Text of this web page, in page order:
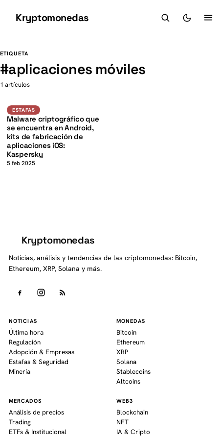
Kryptomonedas
ETIQUETA
#aplicaciones móviles
1 artículos
Estafas
K
ESTAFAS
Malware criptográfico que
se encuentra en Android,
kits de fabricación de
aplicaciones iOS:
Kaspersky
5 feb 2025
Kryptomonedas
Noticias, análisis y tendencias de las criptomonedas: Bitcoin,
Ethereum, XRP, Solana y más.
NOTICIAS
Última hora
Regulación
Adopción & Empresas
Estafas & Seguridad
Minería
MONEDAS
Bitcoin
Ethereum
XRP
Solana
Stablecoins
Altcoins
MERCADOS
Análisis de precios
Trading
ETFs & Institucional
WEB3
Blockchain
NFT
IA & Cripto